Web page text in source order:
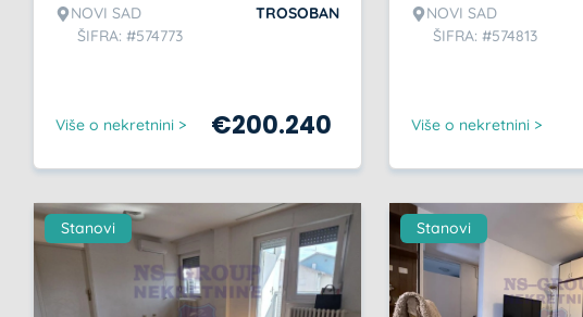
NOVI SAD
ŠIFRA: #574773
TROSOBAN
Više o nekretnini > €200.240
NOVI SAD
ŠIFRA: #574813
Više o nekretnini >
Stanovi Stanovi